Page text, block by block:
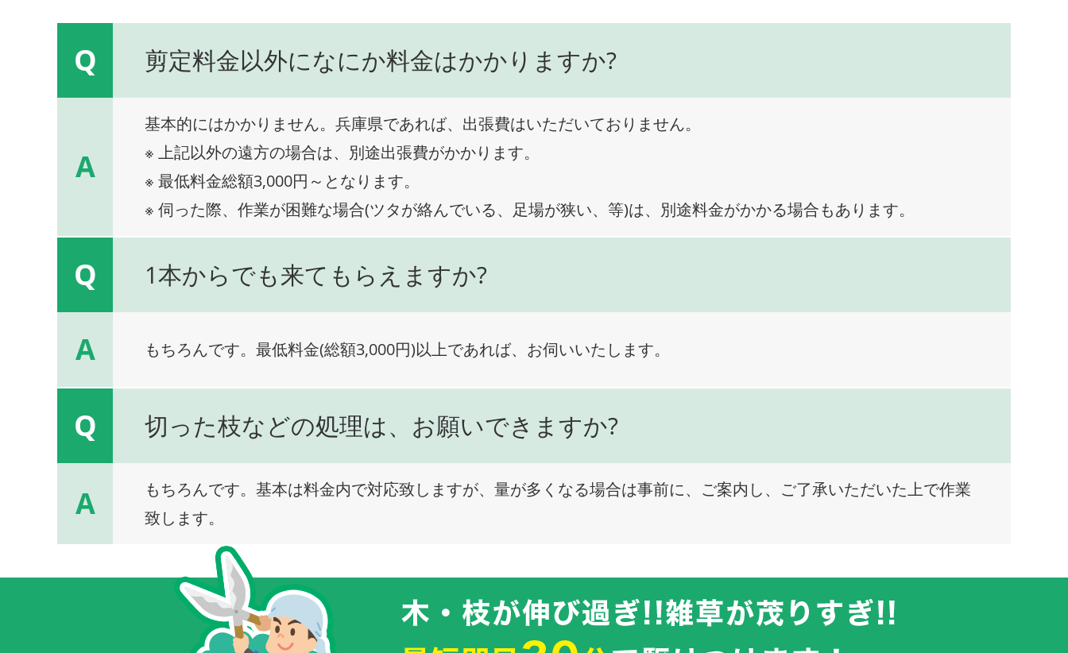
Q 剪定料金以外になにか料金はかかりますか?
A
基本的にはかかりません。兵庫県であれば、出張費はいただいておりません。
※ 上記以外の遠方の場合は、別途出張費がかかります。
※ 最低料金総額3,000円～となります。
※ 伺った際、作業が困難な場合(ツタが絡んでいる、足場が狭い、等)は、別途料金がかかる場合もあります。
Q 1本からでも来てもらえますか?
A もちろんです。最低料金(総額3,000円)以上であれば、お伺いいたします。
Q 切った枝などの処理は、お願いできますか?
A
もちろんです。基本は料金内で対応致しますが、量が多くなる場合は事前に、ご案内し、ご了承いただいた上で作業
致します。